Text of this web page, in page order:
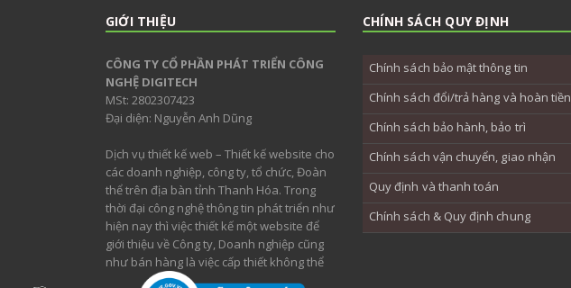
GIỚI THIỆU
CÔNG TY CỔ PHẦN PHÁT TRIỂN CÔNG
NGHỆ DIGITECH
MSt: 2802307423
Đại diện: Nguyễn Anh Dũng
Dịch vụ thiết kế web – Thiết kế website cho
các doanh nghiệp, công ty, tổ chức, Đoàn
thể trên địa bàn tỉnh Thanh Hóa. Trong
thời đại công nghệ thông tin phát triển như
hiện nay thì việc thiết kế một website để
giới thiệu về Công ty, Doanh nghiệp cũng
như bán hàng là việc cấp thiết không thể
CHÍNH SÁCH QUY ĐỊNH
Chính sách bảo mật thông tin
Chính sách đổi/trả hàng và hoàn tiền
Chính sách bảo hành, bảo trì
Chính sách vận chuyển, giao nhận
Quy định và thanh toán
Chính sách & Quy định chung